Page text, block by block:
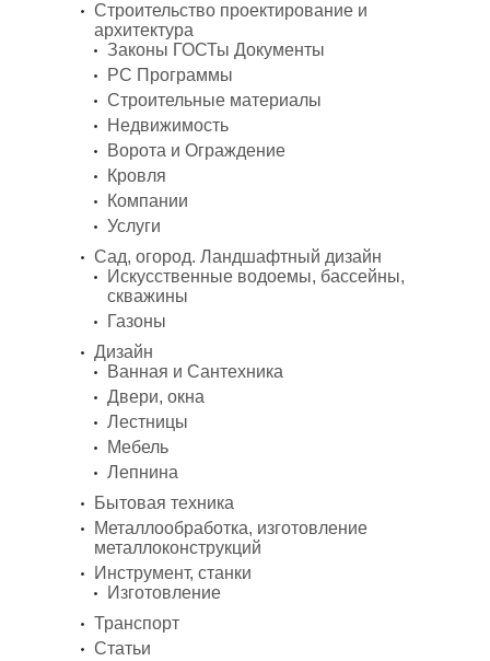
Строительство проектирование и
архитектура
Законы ГОСТы Документы
PC Программы
Строительные материалы
Недвижимость
Ворота и Ограждение
Кровля
Компании
Услуги
Сад, огород. Ландшафтный дизайн
Искусственные водоемы, бассейны,
скважины
Газоны
Дизайн
Ванная и Сантехника
Двери, окна
Лестницы
Мебель
Лепнина
Бытовая техника
Металлообработка, изготовление
металлоконструкций
Инструмент, станки
Изготовление
Транспорт
Статьи